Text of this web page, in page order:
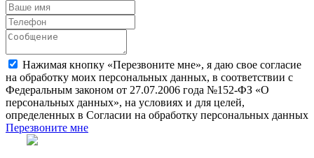
Нажимая кнопку «Перезвоните мне», я даю свое согласие
на обработку моих персональных данных, в соответствии с
Федеральным законом от 27.07.2006 года №152-ФЗ «О
персональных данных», на условиях и для целей,
определенных в Согласии на обработку персональных данных
Перезвоните мне